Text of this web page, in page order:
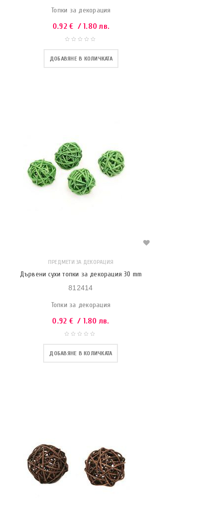
Топки за декорация
0.92€ / 1.80 лв.
ДОБАВЯНЕ В КОЛИЧКАТА
ПРЕДМЕТИ ЗА ДЕКОРАЦИЯ
Дървени сухи топки за декорация 30 mm
812414
Топки за декорация
0.92 € / 1.80 лв.
ДОБАВЯНЕ В КОЛИЧКАТА